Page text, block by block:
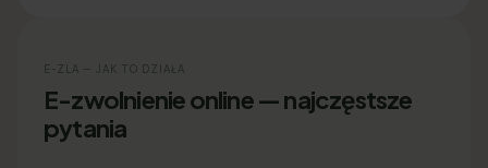
E-ZLA — JAK TO DZIAŁA
E-zwolnienie online — najczęstsze
pytania